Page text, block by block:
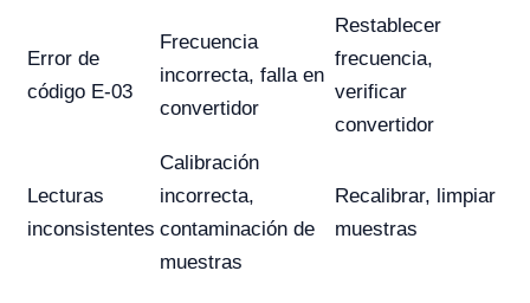
Error de
código E-03
Frecuencia
incorrecta, falla en
convertidor
Restablecer
frecuencia,
verificar
convertidor
Lecturas
inconsistentes
Calibración
incorrecta,
contaminación de
muestras
Recalibrar, limpiar
muestras